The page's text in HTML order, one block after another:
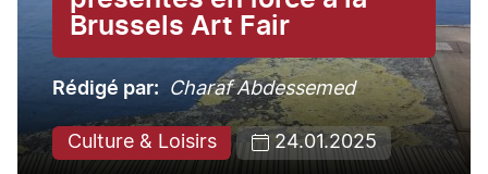
Brussels Art Fair
Rédigé par Charaf Abdessemed
Culture & Loisirs 24.01.2025